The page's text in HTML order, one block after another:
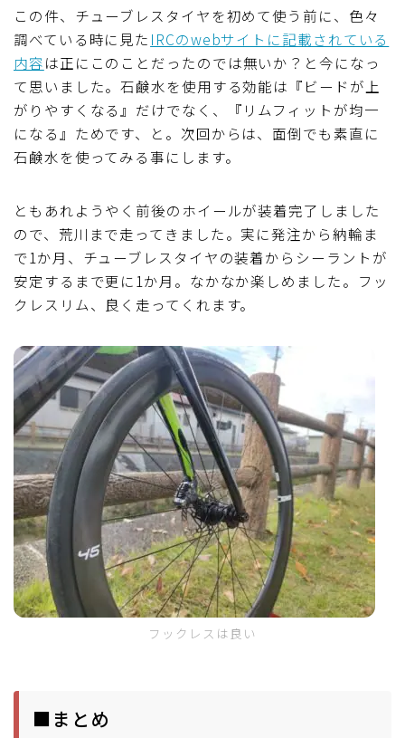
この件、チューブレスタイヤを初めて使う前に、色々
調べている時に見た IRCのwebサイトに記載されている
内容は正にこのことだったのでは無いか？と今になっ
て思いました。石鹸水を使用する効能は『ビードが上
がりやすくなる』だけでなく、『リムフィットが均一
になる』ためです、と。次回からは、面倒でも素直に
石鹸水を使ってみる事にします。
ともあれようやく前後のホイールが装着完了しました
ので、荒川まで走ってきました。実に発注から納輪ま
で1か月、チューブレスタイヤの装着からシーラントが
安定するまで更に1か月。なかなか楽しめました。フッ
クレスリム、良く走ってくれます。
フックレスは良い
■まとめ